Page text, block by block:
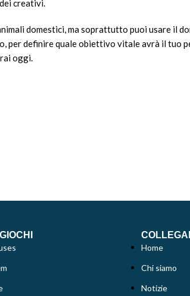
creativi.
domestici, ma soprattutto puoi usare
per definire quale obiettivo vitale avrà il tuo
oggi.
Home
Chi siamo
Notizie